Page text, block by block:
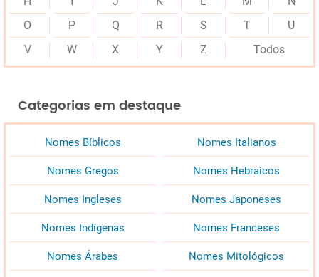
O
P Q R S T
U
V
W X Y Z Todos
Categorias em destaque
Nomes Bíblicos Nomes Italianos
Nomes Gregos Nomes Hebraicos
Nomes Ingleses Nomes Japoneses
Nomes Indígenas Nomes Franceses
Nomes Árabes Nomes Mitológicos